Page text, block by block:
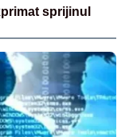
sprijinul